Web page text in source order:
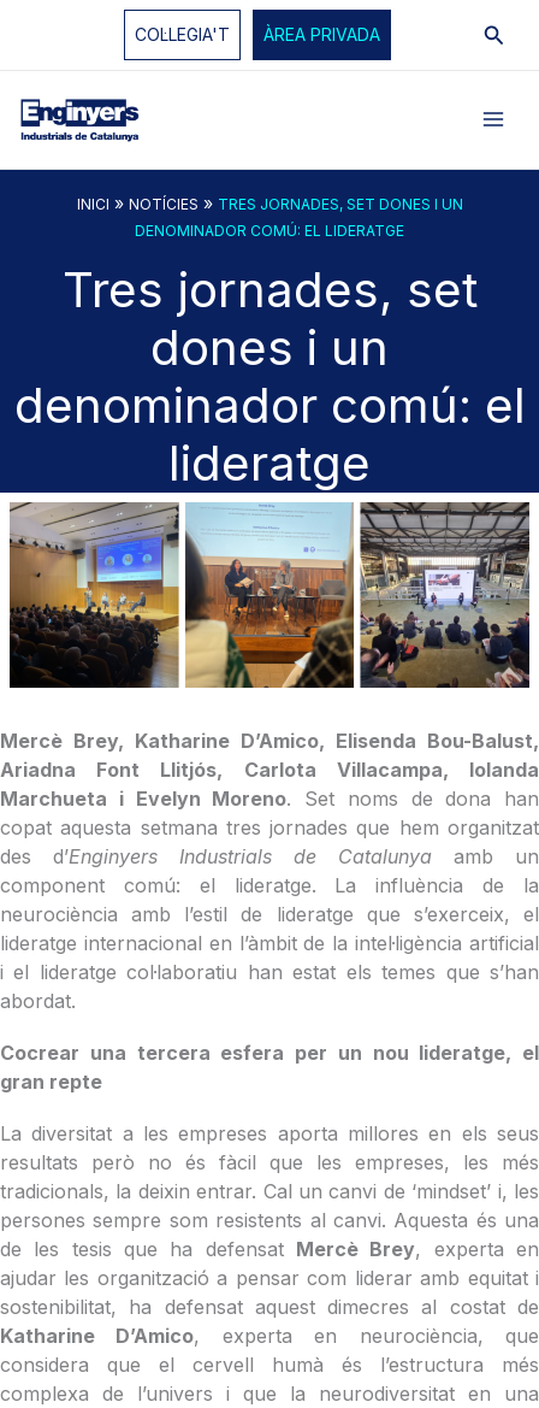
COL·LEGIA'T ÀREA PRIVADA
INICI » NOTÍCIES » TRES JORNADES, SET DONES I UN
DENOMINADOR COMÚ: EL LIDERATGE
Tres jornades, set
dones i un
denominador comú: el
lideratge
Mercè Brey, Katharine D’Amico, Elisenda Bou-Balust,
Ariadna Font Llitjós, Carlota Villacampa, Iolanda
Marchueta i Evelyn Moreno. Set noms de dona han
copat aquesta setmana tres jornades que hem organitzat
des d’Enginyers Industrials de Catalunya amb un
component comú: el lideratge. La influència de la
neurociència amb l’estil de lideratge que s’exerceix, el
lideratge internacional en l’àmbit de la intel·ligència artificial
i el lideratge col·laboratiu han estat els temes que s’han
abordat.
Cocrear una tercera esfera per un nou lideratge, el
gran repte
La diversitat a les empreses aporta millores en els seus
resultats però no és fàcil que les empreses, les més
tradicionals, la deixin entrar. Cal un canvi de ‘mindset’ i, les
persones sempre som resistents al canvi. Aquesta és una
de les tesis que ha defensat Mercè Brey, experta en
ajudar les organització a pensar com liderar amb equitat i
sostenibilitat, ha defensat aquest dimecres al costat de
Katharine D’Amico, experta en neurociència, que
considera que el cervell humà és l’estructura més
complexa de l’univers i que la neurodiversitat en una